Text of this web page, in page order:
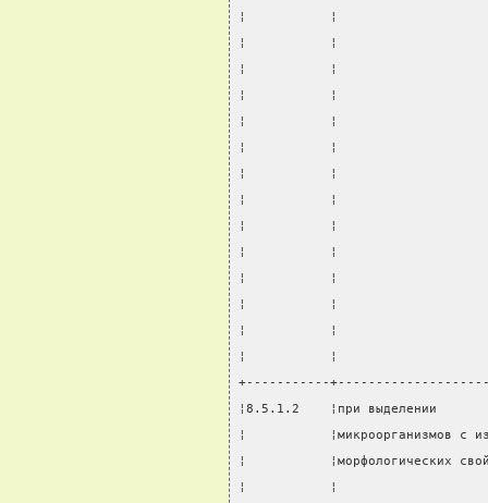
¦           ¦
¦           ¦
¦           ¦
¦           ¦
¦           ¦
¦           ¦
¦           ¦
¦           ¦
¦           ¦
¦           ¦
¦           ¦
¦           ¦
¦           ¦
¦           ¦
+-----------
¦8.5.1.2    ¦при выделении
¦
¦           ¦морфологических
¦           ¦